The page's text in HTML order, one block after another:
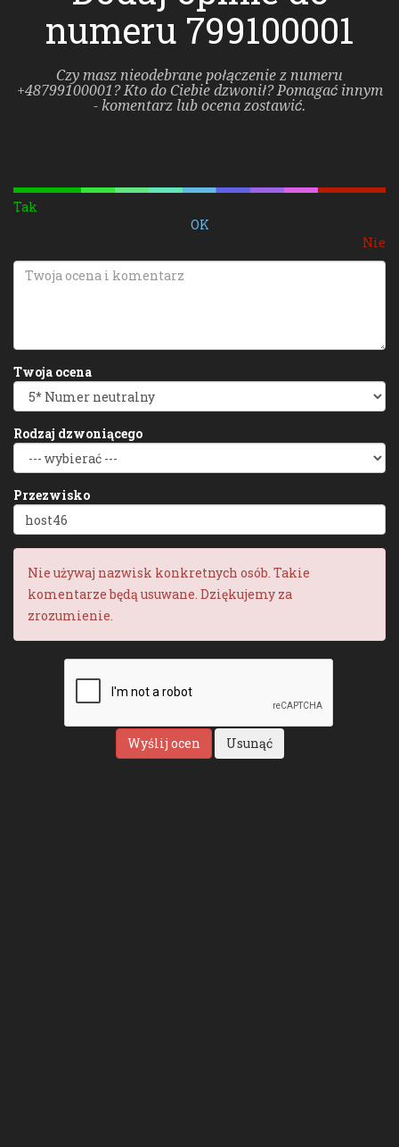
numeru 799100001
Czy masz nieodebrane połączenie z numeru
+48799100001? Kto do Ciebie dzwonił? Pomagać innym
- komentarz lub ocena zostawić.
Tak
OK
Nie
Twoja ocena
Rodzaj dzwoniącego
Przezwisko
Nie używaj nazwisk konkretnych osób. Takie
komentarze będą usuwane. Dziękujemy za
zrozumienie.
Wyślij ocen Usunąć